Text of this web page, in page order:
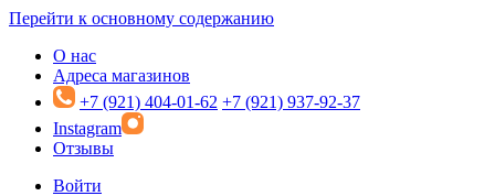
Перейти к основному содержанию
О нас
Адреса магазинов
+7 (921) 404-01-62 +7 (921) 937-92-37
Instagram
Отзывы
Войти